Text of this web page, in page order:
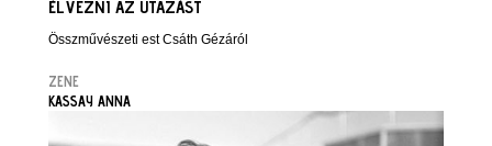
ÉLVEZNI AZ UTAZÁST
Összművészeti est Csáth Gézáról
ZENE
KASSAY ANNA